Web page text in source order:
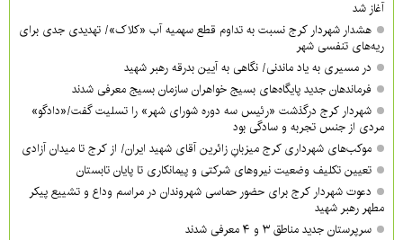
آغاز شد
هشدار شهردار کرج نسبت به تداوم قطع سهمیه آب «کلاک»/ تهدیدی جدی برای
ریه‌های تنفسی شهر
در مسیری به یاد ماندنی/ نگاهی به آیین بدرقه رهبر شهید
فرماندهان جدید پایگاه‌های بسیج خواهران سازمان بسیج معرفی شدند
شهردار کرج درگذشت «رئیس سه دوره شورای شهر» را تسلیت گفت/«دادگو»
مردی از جنس تجربه و سادگی بود
موکب‌های شهرداری کرج میزبانِ زائرین آقای شهید ایران/ از کرج تا میدان آزادی
تعیین تکلیف وضعیت نیروهای شرکتی و پیمانکاری تا پایان تابستان
دعوت شهردار کرج برای حضور حماسی شهروندان در مراسم وداع و تشییع پیکر
مطهر رهبر شهید
سرپرستان جدید مناطق ۳ و ۴ معرفی شدند